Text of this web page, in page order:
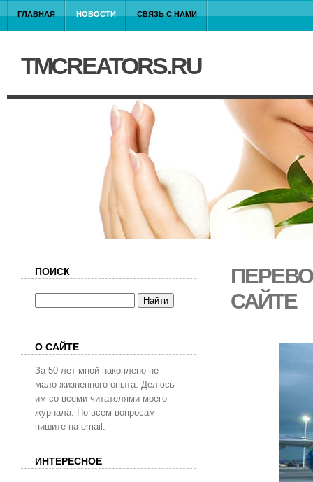
ГЛАВНАЯ НОВОСТИ СВЯЗЬ С НАМИ
TMCREATORS.RU
САЙТЕ
ПОИСК
О САЙТЕ
За 50 лет мной накоплено не
мало жизненного опыта. Делюсь
им со всеми читателями моего
журнала. По всем вопросам
пишите на email.
ИНТЕРЕСНОЕ